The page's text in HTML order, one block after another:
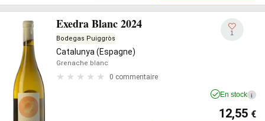
Exedra Blanc 2024
Bodegas Puiggròs
Catalunya (Espagne)
Grenache blanc
0 commentaire
1
En stock i
12,55 €